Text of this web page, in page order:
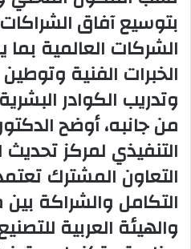
بتوسيع آفاق
الشركات العالمية
الخبرات الفنية وتوطين
وتدريب الكوادر
من جانبه، أوضح
التنفيذي لمركز
التعاون المشترك
التكامل والشراكة
والهيئة العربية